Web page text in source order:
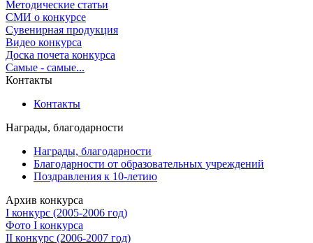
Методические статьи
СМИ о конкурсе
Сувенирная продукция
Видео конкурса
Доска почета конкурса
Самые - самые...
Контакты
Контакты
Награды, благодарности
Награды, благодарности
Благодарности от образовательных учреждений
Поздравления к 10-летию
Архив конкурса
I конкурс (2005-2006 год)
Фото I конкурса
II конкурс (2006-2007 год)